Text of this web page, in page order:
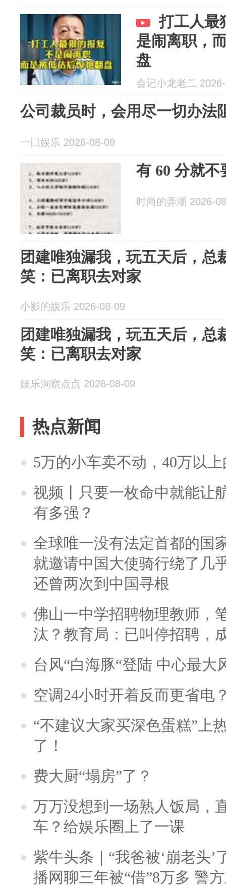
打工人最
是闹离职，
盘
会记小龙老二
公司裁员时，会用尽一切办法
一口娱乐 2026-08-09
有 60 分就不
时尚的弄潮 2026-
团建唯独漏我，玩五天后，总
笑：已离职去对家
小影的娱乐 2026-08-09
团建唯独漏我，玩五天后，总
笑：已离职去对家
娱乐洞察点点 2026-08-09
热点新闻
5万的小车卖不动，40万以
视频丨只要一枚命中就能让
有多强？
全球唯一没有法定首都的国
就邀请中国大使骑行绕了几
还曾两次到中国寻根
佛山一中学招聘物理教师，
汰？教育局：已叫停招聘，
台风“白海豚“登陆 中心最大
空调24小时开着反而更省电
“不建议大家买深色蛋糕”上
了！
费大厨“塌房”了？
万万没想到一场熟人饭局，
车？给娱乐圈上了一课
紫牛头条｜“我爸被‘崩老头’
播网聊三年被“借”8万多 警